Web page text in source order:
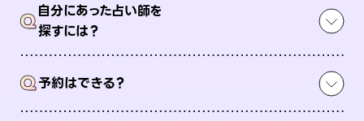
Q自分にあった占い師を
探すには？
Q予約はできる？